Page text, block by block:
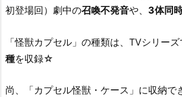
初登場回）劇中の召喚不発音や、 3体同
「怪獣カプセル」の種類は、TVシリー
種を収録☆
尚、「カプセル怪獣・ケース」に収納で